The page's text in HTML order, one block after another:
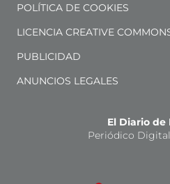
POLÍTICA DE COOKIES
LICENCIA CREATIVE
PUBLICIDAD
ANUNCIOS LEGALES
El Diario de
Periódico